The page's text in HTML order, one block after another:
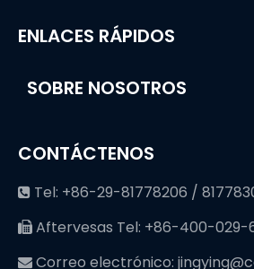
ENLACES RÁPIDOS
SOBRE NOSOTROS
CONTÁCTENOS
 Tel: +86-29-81778206 /
 Aftervesas Tel: +86-400-029-
 Correo electrónico: